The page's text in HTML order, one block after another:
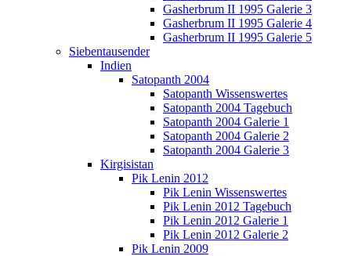
Gasherbrum II 1995 Galerie 3
Gasherbrum II 1995 Galerie 4
Gasherbrum II 1995 Galerie 5
Siebentausender
Indien
Satopanth 2004
Satopanth Wissenswertes
Satopanth 2004 Tagebuch
Satopanth 2004 Galerie 1
Satopanth 2004 Galerie 2
Satopanth 2004 Galerie 3
Kirgisistan
Pik Lenin 2012
Pik Lenin Wissenswertes
Pik Lenin 2012 Tagebuch
Pik Lenin 2012 Galerie 1
Pik Lenin 2012 Galerie 2
Pik Lenin 2009